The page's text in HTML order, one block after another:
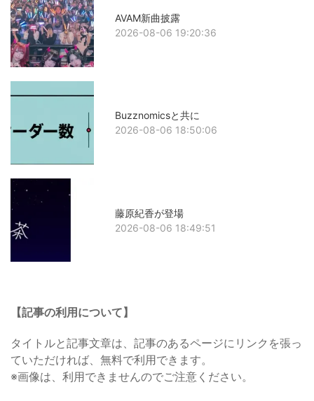
AVAM新曲披露
2026-08-06 19:20:36
Buzznomicsと共に
2026-08-06 18:50:06
藤原紀香が登場
2026-08-06 18:49:51
【記事の利用について】
タイトルと記事文章は、記事のあるページにリンクを張っ
ていただければ、無料で利用できます。
※画像は、利用できませんのでご注意ください。